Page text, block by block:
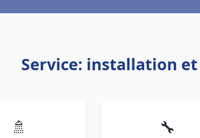
Service: installation
🚿 🔧